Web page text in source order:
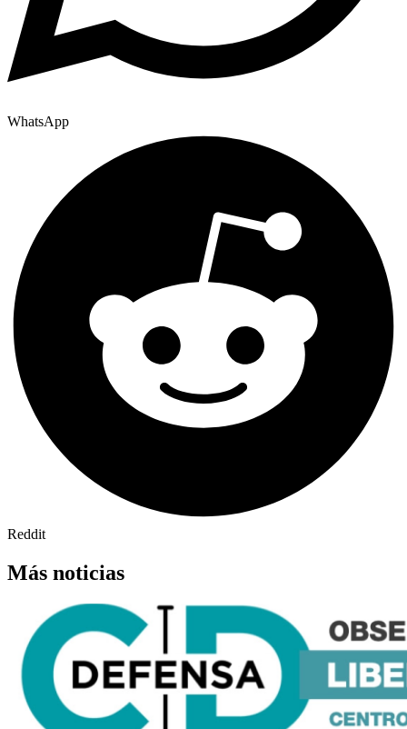
WhatsApp
Reddit
Más noticias